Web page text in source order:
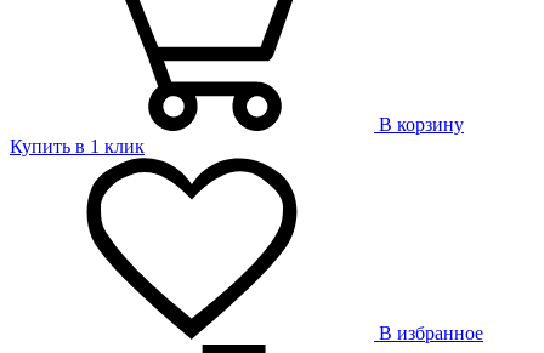
В корзину
Купить в 1 клик
В избранное